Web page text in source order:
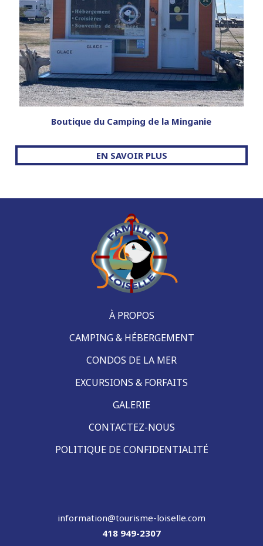
Boutique du Camping de la Minganie
EN SAVOIR PLUS
À PROPOS
CAMPING & HÉBERGEMENT
CONDOS DE LA MER
EXCURSIONS & FORFAITS
GALERIE
CONTACTEZ-NOUS
POLITIQUE DE CONFIDENTIALITÉ
information@tourisme-loiselle.com
418 949-2307